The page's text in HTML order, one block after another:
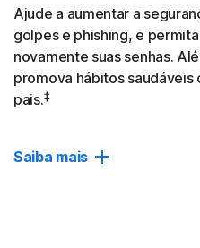
Ajude a aumentar a
golpes e phishing, e
novamente suas senhas.
promova hábitos
pais.‡
Saiba mais